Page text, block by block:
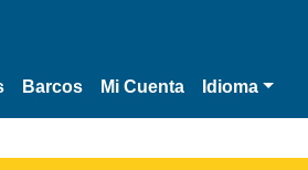
Barcos Mi Cuenta Idioma